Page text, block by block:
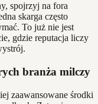
spojrzyj na fora
skarga często
To już nie jest
gdzie reputacja liczy
branża milczy
zaawansowane środki